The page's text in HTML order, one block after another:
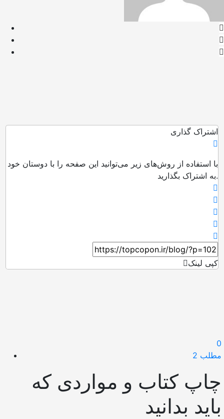
اشتراک گذاری
با استفاده از روش‌های زیر می‌توانید این صفحه را با دوستان خود
به اشتراک بگذارید.
کپی لینک
0
مطلب 2
چاپ کتاب و مواردی که
باید بدانید